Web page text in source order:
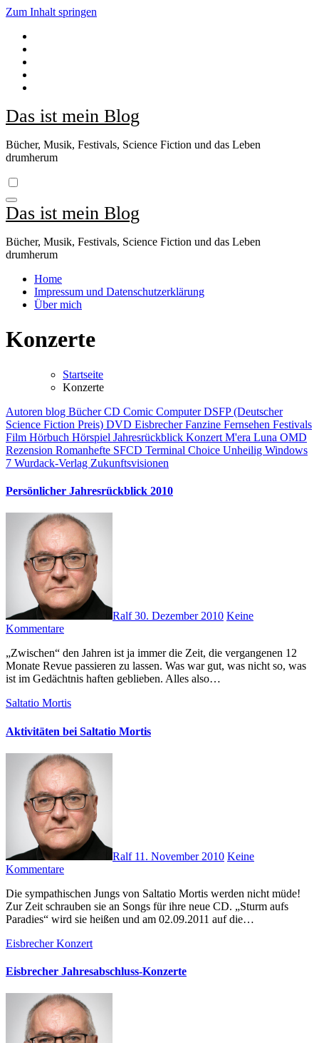
Zum Inhalt springen
Das ist mein Blog
Bücher, Musik, Festivals, Science Fiction und das Leben
drumherum
Das ist mein Blog
Bücher, Musik, Festivals, Science Fiction und das Leben
drumherum
Home
Impressum und Datenschutzerklärung
Über mich
Konzerte
Startseite
Konzerte
Autoren blog BücherCD Comic ComputerDSFP (Deutscher
Science Fiction Preis) DVD EisbrecherFanzine Fernsehen Festivals
Film Hörbuch Hörspiel Jahresrückblick Konzert M'era Luna OMD
Rezension Romanhefte SFCD Terminal Choice Unheilig Windows
7 Wurdack-Verlag Zukunftsvisionen
Persönlicher Jahresrückblick 2010
Ralf30. Dezember 2010 Keine
Kommentare
„Zwischen“ den Jahren ist ja immer die Zeit, die vergangenen 12
Monate Revue passieren zu lassen. Was war gut, was nicht so, was
ist im Gedächtnis haften geblieben. Alles also…
Saltatio Mortis
Aktivitäten bei Saltatio Mortis
Ralf 11. November 2010 Keine
Kommentare
Die sympathischen Jungs von Saltatio Mortis werden nicht müde!
Zur Zeit schrauben sie an Songs für ihre neue CD. „Sturm aufs
Paradies“ wird sie heißen und am 02.09.2011 auf die…
EisbrecherKonzert
Eisbrecher Jahresabschluss-Konzerte